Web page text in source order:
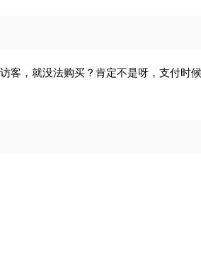
客，就没法购买？肯定不是呀，支付时候